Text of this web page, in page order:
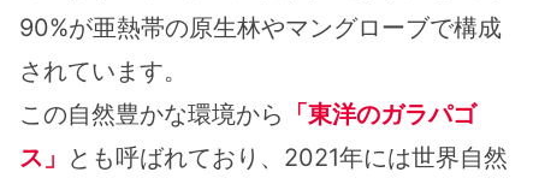
90%が亜熱帯の原生林やマングローブで構成
されています。
この自然豊かな環境から
「東洋のガラパゴ
ス」 とも呼ばれており、2021年には世界自然